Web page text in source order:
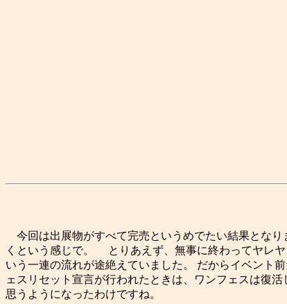
今回は出展物がすべて完売というめでたい結果となり
くという感じで。 とりあえず、無事に終わってヤレ
いう一連の流れが途絶えていました。 だからイベント
ェスリセット宣言が行われたときは、ワンフェスは復
思うようになったわけですね。